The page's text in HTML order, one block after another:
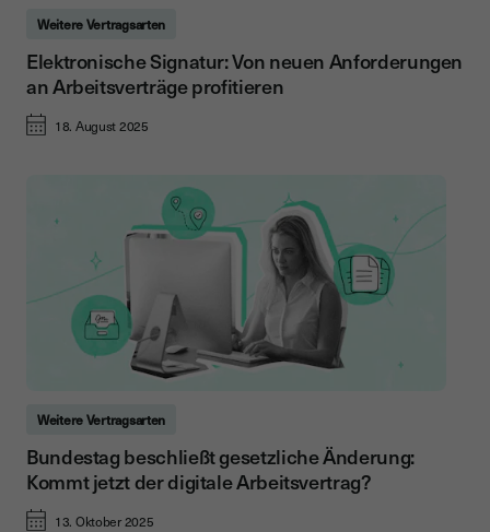
Weitere Vertragsarten
Elektronische Signatur: Von neuen Anforderungen
an Arbeitsverträge profitieren
18. August 2025
Weitere Vertragsarten
Bundestag beschließt gesetzliche Änderung:
Kommt jetzt der digitale Arbeitsvertrag?
13. Oktober 2025